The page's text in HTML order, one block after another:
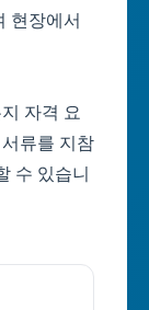
현장에서
자격 요
류를 지참
수 있습니